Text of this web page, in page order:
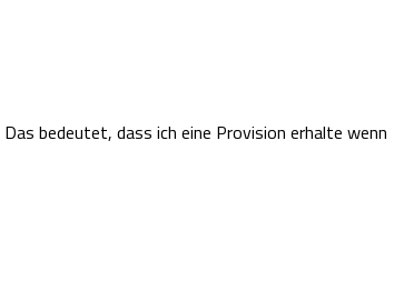
Das bedeutet, dass ich eine Provision erhalte wenn